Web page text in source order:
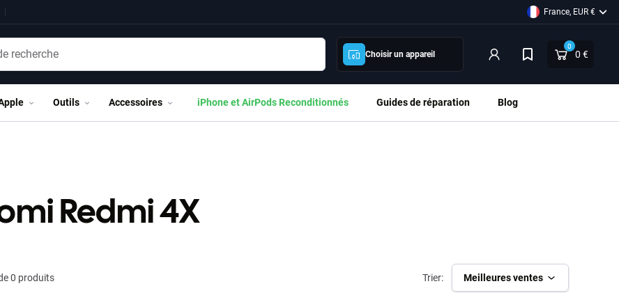
France, EUR €
Choisir un appareil
0
0 €
Outils Accessoires iPhone et AirPods Reconditionnés Guides de réparation Blog
Redmi 4X
0 produits Trier: Meilleures ventes